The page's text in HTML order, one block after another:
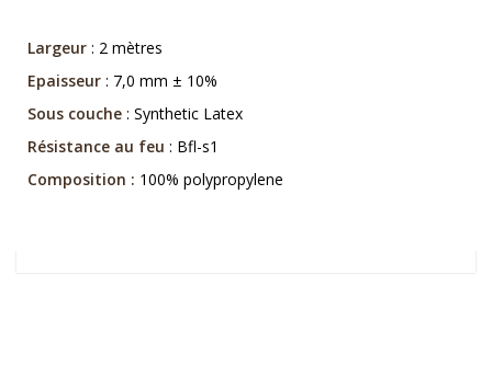
Largeur : 2 mètres
Epaisseur : 7,0 mm ± 10%
Sous couche : Synthetic Latex
Résistance au feu : Bfl-s1
Composition : 100% polypropylene